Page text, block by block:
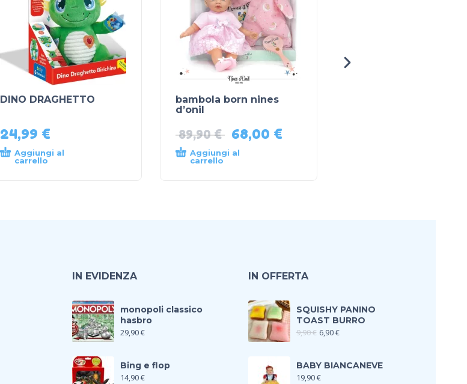
DINO DRAGHETTO
24,99 €
Aggiungi al
carrello
bambola born nines
d’onil
89,90€ 68,00 €
Aggiungi al
carrello
IN EVIDENZA
monopoli classico
hasbro
29,90€
Bing e flop
14,90€
IN OFFERTA
SQUISHY PANINO
TOAST BURRO
9,90€ 6,90€
BABY BIANCANEVE
19,90€